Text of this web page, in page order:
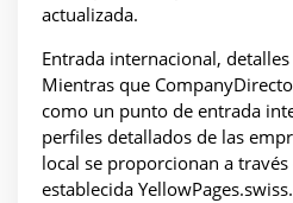
actualizada.
Entrada internacional,
Mientras que
como un punto de entrada
perfiles detallados de las
local se proporcionan a
establecida YellowPages.swiss.